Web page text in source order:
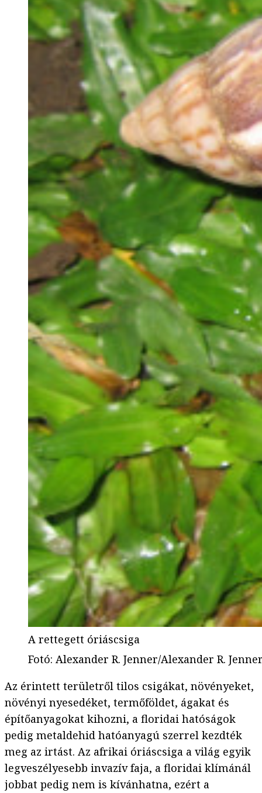
A rettegett óriáscsiga
Fotó: Alexander R. Jenner/Alexander R.
Az érintett területről tilos csigákat, növényeket,
növényi nyesedéket, termőföldet, ágakat és
építőanyagokat kihozni, a floridai hatóságok
pedig metaldehid hatóanyagú szerrel kezdték
meg az irtást. Az afrikai óriáscsiga a világ egyik
legveszélyesebb invazív faja, a floridai klímánál
jobbat pedig nem is kívánhatna, ezért a